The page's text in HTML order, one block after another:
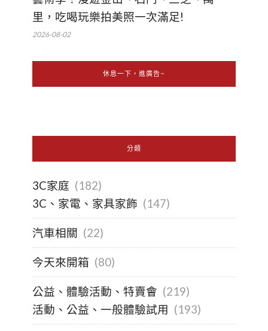
里，吃喝玩樂拍美照一次滿足!
2026-08-02
休息一下，進廣告~
分類
3C家庭 (182)
3C、家電、家具家飾 (147)
汽車相關 (22)
今天來開箱 (80)
公益、體驗活動、特賣會 (219)
活動、公益、一般體驗試用 (193)